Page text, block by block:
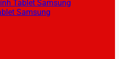
Tablet Samsung
Samsung